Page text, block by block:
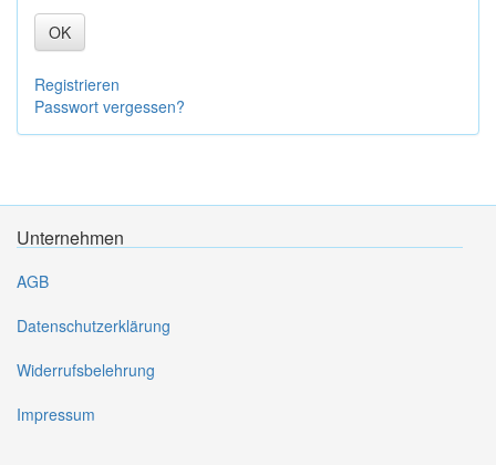
OK
Registrieren
Passwort vergessen?
Unternehmen
AGB
Datenschutzerklärung
Widerrufsbelehrung
Impressum